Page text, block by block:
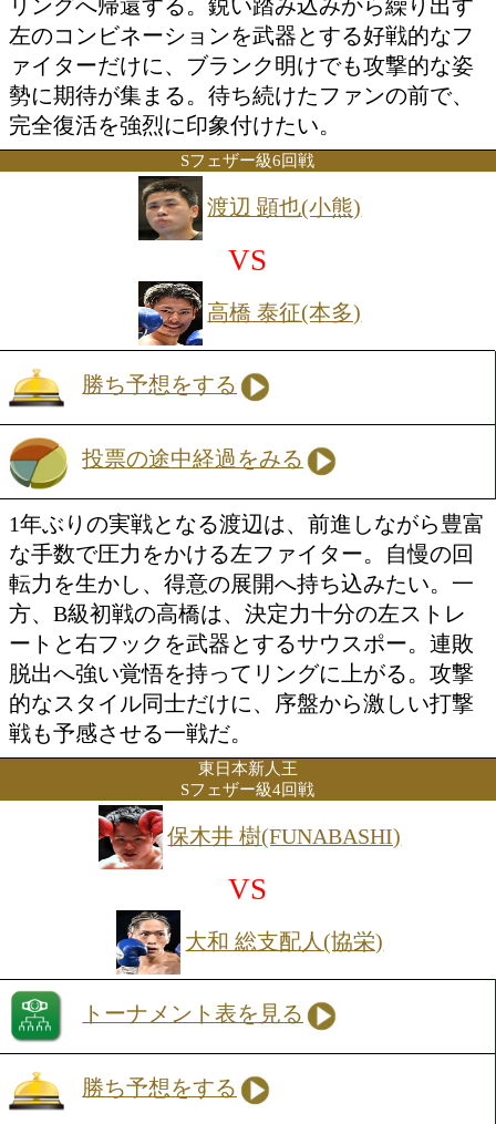
バンタム級8回戦
梶 颯(帝拳)
VS
アブカール ヤノン(比)
勝ち予想をする
投票の途中経過をみる
元日本Sフライ級1位の梶が、約2年7ヶ
リングへ帰還する。鋭い踏み込みから
左のコンビネーションを武器とする好
ァイターだけに、ブランク明けでも攻
勢に期待が集まる。待ち続けたファン
完全復活を強烈に印象付けたい。
Sフェザー級6回戦
渡辺 顕也(小熊)
VS
高橋 泰征(本多)
勝ち予想をする
投票の途中経過をみる